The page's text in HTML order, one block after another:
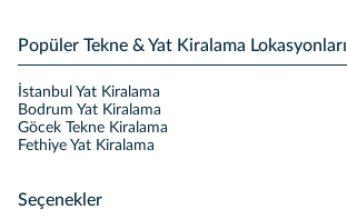
Popüler Tekne & Yat Kiralama Lokasyonları
İstanbul Yat Kiralama
Bodrum Yat Kiralama
Göcek Tekne Kiralama
Fethiye Yat Kiralama
Seçenekler